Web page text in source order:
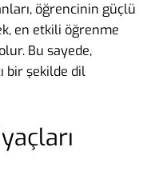
öğrencinin güçlü
en etkili öğrenme
Bu sayede,
bir şekilde dil